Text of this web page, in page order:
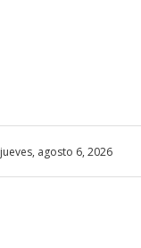
jueves, agosto 6, 2026